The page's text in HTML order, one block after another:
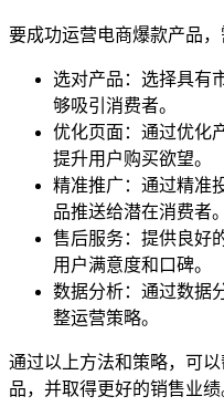
要成功运营电商爆款产品，
选对产品：选择具有
够吸引消费者。
优化页面：通过优化
提升用户购买欲望。
精准推广：通过精准
品推送给潜在消费者。
售后服务：提供良好
用户满意度和口碑。
数据分析：通过数据
整运营策略。
通过以上方法和策略，可
品，并取得更好的销售业绩